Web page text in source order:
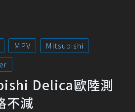
MPV
Mitsubishi
Delica歐陸測
不減